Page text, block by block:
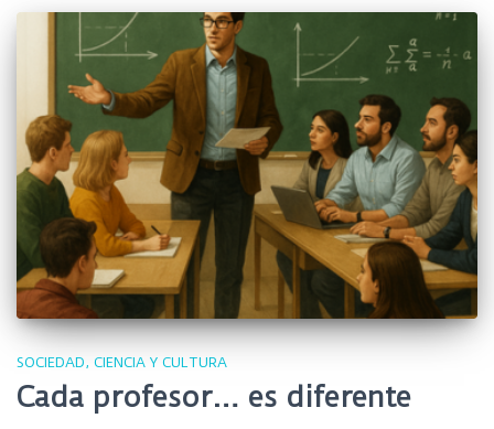
SOCIEDAD, CIENCIA Y CULTURA
Cada profesor… es diferente